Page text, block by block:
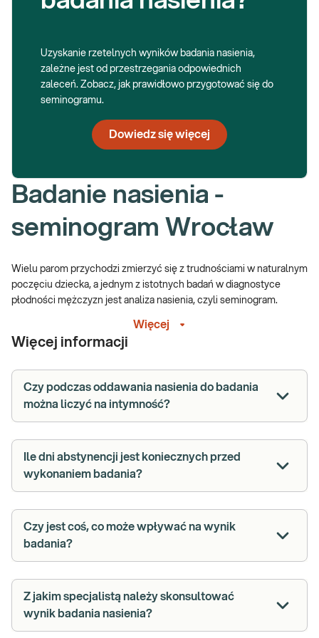
Uzyskanie rzetelnych wyników badania nasienia,
zależne jest od przestrzegania odpowiednich
zaleceń. Zobacz, jak prawidłowo przygotować się do
seminogramu.
Dowiedz się więcej
Badanie nasienia -
seminogram Wrocław
Wielu parom przychodzi zmierzyć się z trudnościami w naturalnym
poczęciu dziecka, a jednym z istotnych badań w diagnostyce
płodności mężczyzn jest analiza nasienia, czyli seminogram.
nasienia, takich jak liczba, ruchliwość i morfologia plemników. To
badanie ma szczególne znaczenie dla par starających się o
kluczowe, by uzyskać wiarygodne wyniki.
Na czym polega badanie nasienia
Seminogram, zwany również badaniem jakości nasienia, to jedno z
podstawowych badań oceniających płodność mężczyzny. Jego
zadaniem jest dokładna analiza takich parametrów, jak liczba
plemników, ich ruchliwość oraz budowa. Dzięki temu możliwe jest
zidentyfikowanie ewentualnych nieprawidłowości, co stanowi
pierwszy krok w diagnostyce i wskazuje na ewentualną potrzebę
dalszej diagnostyki lub wdrożenia odpowiedniego leczenia.
Parametry oceniane w badaniu nasienia
Seminogram, czyli badanie nasienia, pozwala uzyskać
szczegółowe informacje na temat jakości nasienia, dzięki analizie
Więcej
Więcej informacji
Czy podczas oddawania nasienia do badania
można liczyć na intymność?
Ile dni abstynencji jest koniecznych przed
wykonaniem badania?
Czy jest coś, co może wpływać na wynik
badania?
Z jakim specjalistą należy skonsultować
wynik badania nasienia?